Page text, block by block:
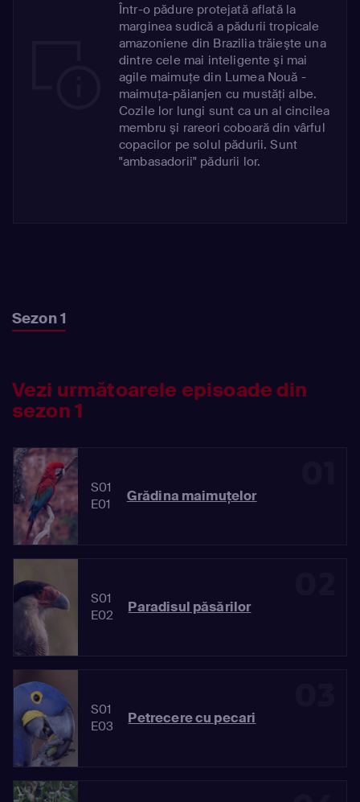
Într-o pădure protejată aflată la
marginea sudică a pădurii tropicale
amazoniene din Brazilia trăieşte una
dintre cele mai inteligente şi mai
agile maimuţe din Lumea Nouă -
maimuţa-păianjen cu mustăţi albe.
Cozile lor lungi sunt ca un al cincilea
membru şi rareori coboară din vârful
copacilor pe solul pădurii. Sunt
"ambasadorii" pădurii lor.
Sezon 1
Vezi următoarele episoade din
sezon 1
S01
E01
Grădina maimuţelor
S01
E02
Paradisul păsărilor
S01
E03
Petrecere cu pecari